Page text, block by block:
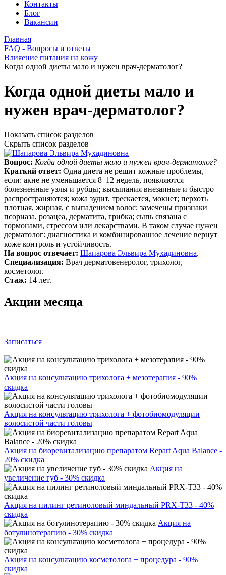
Контакты
Блог
Вакансии
Главная
FAQ - Вопросы и ответы
Влияение питания на кожу
Когда одной диеты мало и нужен врач-дерматолог?
Когда одной диеты мало и
нужен врач-дерматолог?
Показать список разделов
Скрыть список разделов
Вопрос: Когда одной диеты мало и нужен врач-дерматолог?
Краткий ответ: Одна диета не решит кожные проблемы,
если: акне не уменьшается 8–12 недель, появляются
болезненные узлы и рубцы; высыпания внезапные и быстро
распространяются; кожа зудит, трескается, мокнет; перхоть
плотная, жирная, с выпадением волос; замечены признаки
псориаза, розацеа, дерматита, грибка; сыпь связана с
гормонами, стрессом или лекарствами. В таком случае нужен
дерматолог: диагностика и комбинированное лечение вернут
коже контроль и устойчивость.
На вопрос отвечает: Шапарова Эльвира Мухадиновна.
Специализация: Врач дерматовенеролог, трихолог,
косметолог.
Стаж: 14 лет.
Акции месяца
Записаться
Акция на консультацию трихолога + мезотерапия - 90%
скидка
Акция на консультацию трихолога + фотобиомодуляции
волосистой части головы
Акция на биоревитализацию препаратом Repart Aqua Balance -
20% скидка
Акция на
увеличение губ - 30% скидка
Акция на пилинг ретиноловый миндальный PRX-T33 - 40%
скидка
Акция на
ботулинотерапию - 30% скидка
Акция на консультацию косметолога + процедура - 90%
скидка